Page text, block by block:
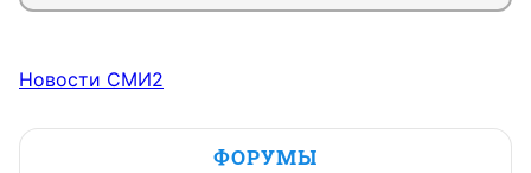
Новости СМИ2
ФОРУМЫ